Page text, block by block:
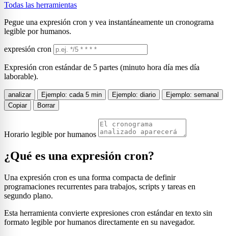
Todas las herramientas
Pegue una expresión cron y vea instantáneamente un cronograma
legible por humanos.
expresión cron
Expresión cron estándar de 5 partes (minuto hora día mes día
laborable).
analizar Ejemplo: cada 5 min Ejemplo: diario
Ejemplo: semanal
Copiar
Borrar
Horario legible por humanos
¿Qué es una expresión cron?
Una expresión cron es una forma compacta de definir
programaciones recurrentes para trabajos, scripts y tareas en
segundo plano.
Esta herramienta convierte expresiones cron estándar en texto sin
formato legible por humanos directamente en su navegador.